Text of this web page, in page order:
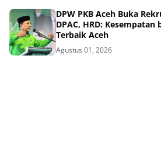
DPW PKB Aceh Buka
DPAC, HRD:
Terbaik Aceh
Agustus 01, 2026